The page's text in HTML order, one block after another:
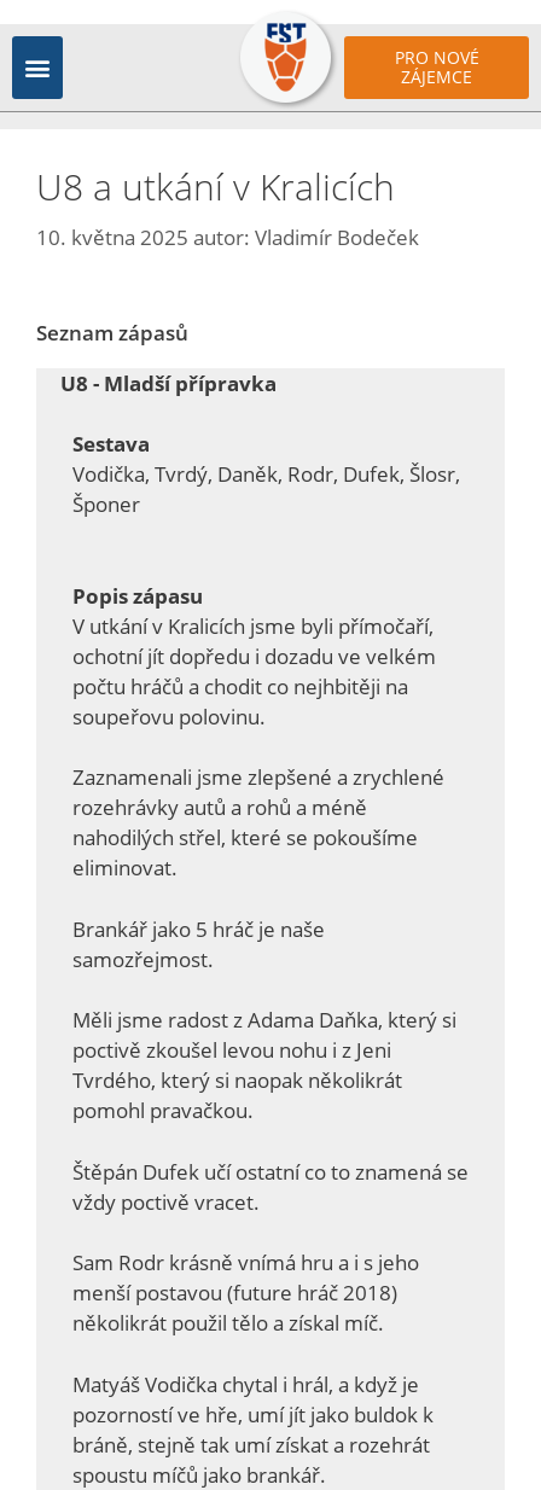
PRO NOVÉ
ZÁJEMCE
U8 a utkání v Kralicích
10. května 2025 autor: Vladimír Bodeček
Seznam zápasů
U8 - Mladší přípravka
Sestava
Vodička, Tvrdý, Daněk, Rodr, Dufek, Šlosr,
Šponer
Popis zápasu
V utkání v Kralicích jsme byli přímočaří,
ochotní jít dopředu i dozadu ve velkém
počtu hráčů a chodit co nejhbitěji na
soupeřovu polovinu.
Zaznamenali jsme zlepšené a zrychlené
rozehrávky autů a rohů a méně
nahodilých střel, které se pokoušíme
eliminovat.
Brankář jako 5 hráč je naše
samozřejmost.
Měli jsme radost z Adama Daňka, který si
poctivě zkoušel levou nohu i z Jeni
Tvrdého, který si naopak několikrát
pomohl pravačkou.
Štěpán Dufek učí ostatní co to znamená se
vždy poctivě vracet.
Sam Rodr krásně vnímá hru a i s jeho
menší postavou (future hráč 2018)
několikrát použil tělo a získal míč.
Matyáš Vodička chytal i hrál, a když je
pozorností ve hře, umí jít jako buldok k
bráně, stejně tak umí získat a rozehrát
spoustu míčů jako brankář.